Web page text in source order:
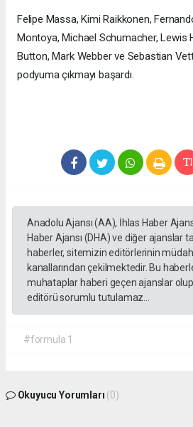
Felipe Massa, Kimi Raikkonen,
Montoya, Michael Schumacher, Lewis
Button, Mark Webber ve Sebastian
podyuma çıkmayı başardı.
Anadolu Ajansı (AA), İhlas Haber
Haber Ajansı (DHA) ve diğer ajanslar
haberler, sitemizin editörlerinin
kanallarından çekilmektedir. Bu
muhataplar haberi geçen ajanslar
editörü sorumlu tutulamaz...
#formula 1
Okuyucu Yorumları (0)